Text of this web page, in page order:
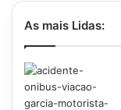
As mais Lidas: